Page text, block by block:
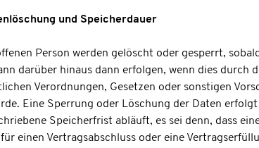
und Speicherdauer
Person werden gelöscht oder gesperrt,
darüber hinaus dann erfolgen, wenn dies durch
Verordnungen, Gesetzen oder sonstigen
Eine Sperrung oder Löschung der Daten erfolgt
Speicherfrist abläuft, es sei denn, dass
einen Vertragsabschluss oder eine